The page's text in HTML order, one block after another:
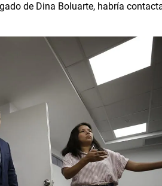
de Dina Boluarte, habría